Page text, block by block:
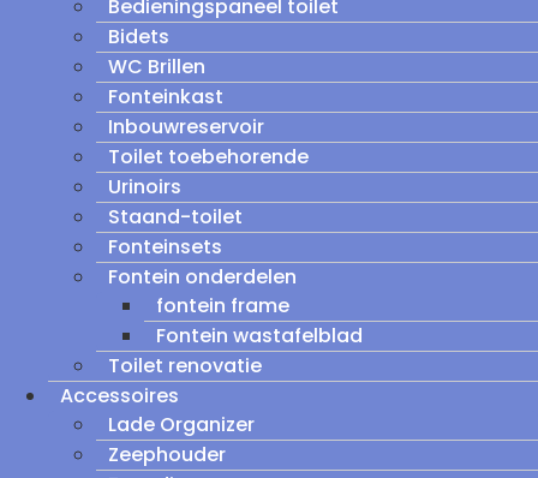
Bedieningspaneel toilet
Bidets
WC Brillen
Fonteinkast
Inbouwreservoir
Toilet toebehorende
Urinoirs
Staand-toilet
Fonteinsets
Fontein onderdelen
fontein frame
Fontein wastafelblad
Toilet renovatie
Accessoires
Lade Organizer
Zeephouder